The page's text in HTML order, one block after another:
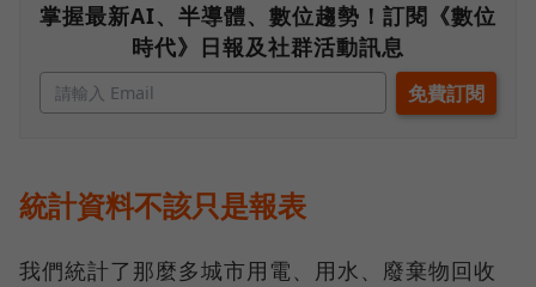
掌握最新AI、半導體、數位趨勢！訂閱《數位
時代》日報及社群活動訊息
統計資料不該只是報表
我們統計了那麼多城市用電、用水、廢棄物回收